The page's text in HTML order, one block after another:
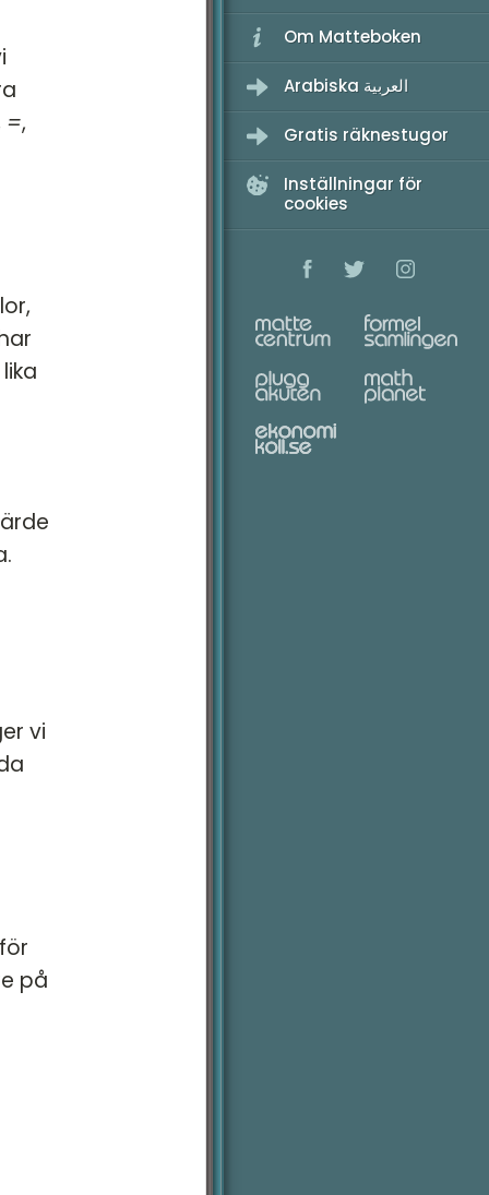
=,
vi
på
Om Matteboken
Arabiska العربية
Gratis räknestugor
Inställningar för
cookies